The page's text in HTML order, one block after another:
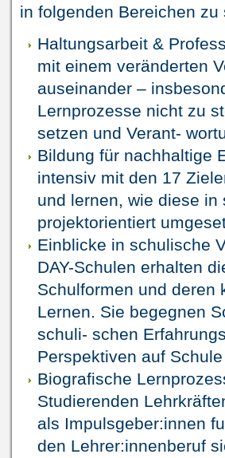
in folgenden Bereichen zu
Haltungsarbeit &
mit einem veränderten
auseinander –
Lernprozesse nicht zu
setzen und Verant-
Bildung für nachhaltige
intensiv mit den 17
und lernen, wie diese
projektorientiert
Einblicke in schulische
DAY-Schulen erhalten
Schulformen und deren
Lernen. Sie begegnen
schuli- schen
Perspektiven auf
Biografische
Studierenden
als Impulsgeber:innen
den Lehrer:innenberuf